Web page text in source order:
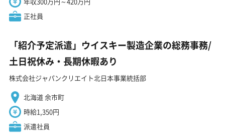
正社員
「紹介予定派遣」ウイスキー製造企業の総務事務/
土日祝休み・長期休暇あり
株式会社ジャパンクリエイト北日本事業統括部
北海道 余市町
時給1,350円
派遣社員